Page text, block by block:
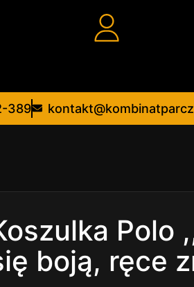
389
Polo
boją, ręce